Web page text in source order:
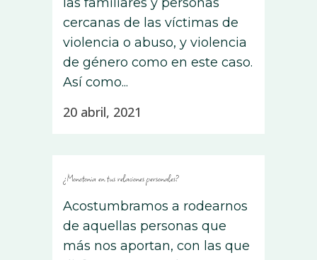
cercanas de las víctimas de
violencia o abuso, y violencia
de género como en este caso.
Así como...
20 abril, 2021
¿Monotonia en tus relaciones personales?
Acostumbramos a rodearnos
de aquellas personas que
más nos aportan, con las que